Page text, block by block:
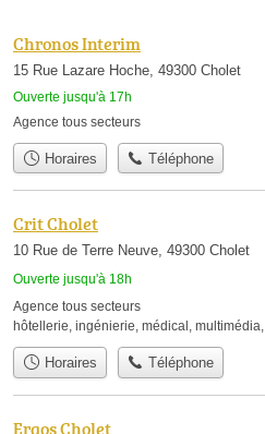
Chronos Interim
15 Rue Lazare Hoche, 49300 Cholet
Ouverte jusqu'à 17h
Agence tous secteurs
Horaires Téléphone
Crit Cholet
10 Rue de Terre Neuve, 49300 Cholet
Ouverte jusqu'à 18h
Agence tous secteurs
hôtellerie, ingénierie, médical , multimédia,
Horaires Téléphone
Ergos Cholet